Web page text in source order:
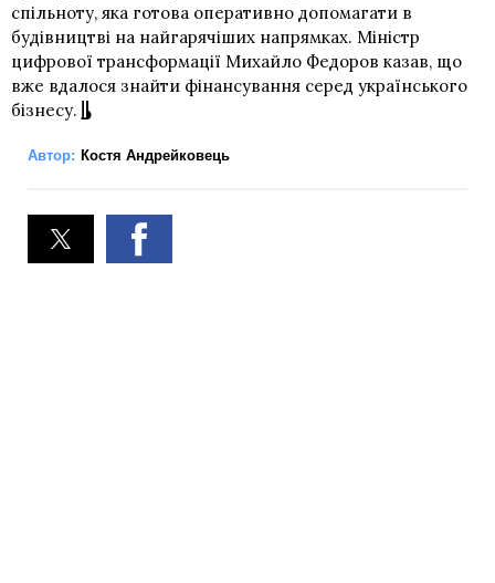
спільноту, яка готова оперативно допомагати в
будівництві на найгарячіших напрямках. Міністр
цифрової трансформації Михайло Федоров казав, що
вже вдалося знайти фінансування серед українського
бізнесу.
Автор: Костя Андрейковець